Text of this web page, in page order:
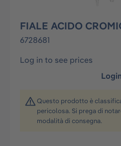
FIALE ACIDO
6728681
Log in to see prices
Questo prodotto è
pericolosa. Si prega di
modalità di consegna.